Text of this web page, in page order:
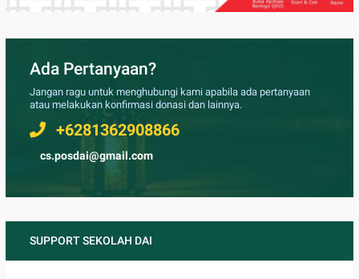
Ada Pertanyaan?
Jangan ragu untuk menghubungi kami apabila ada pertanyaan
atau melakukan konfirmasi donasi dan lainnya.
+6281362908866
cs.posdai@gmail.com
SUPPORT SEKOLAH DAI